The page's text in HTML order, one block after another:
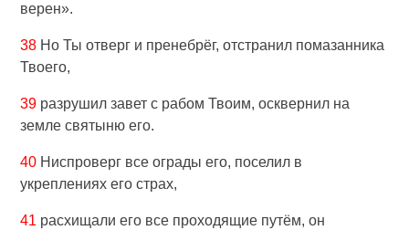
верен».
38 Но Ты отверг и пренебрёг, отстранил помазанника
Твоего,
39 разрушил завет с рабом Твоим, осквернил на
земле святыню его.
40 Ниспроверг все ограды его, поселил в
укреплениях его страх,
41 расхищали его все проходящие путём, он